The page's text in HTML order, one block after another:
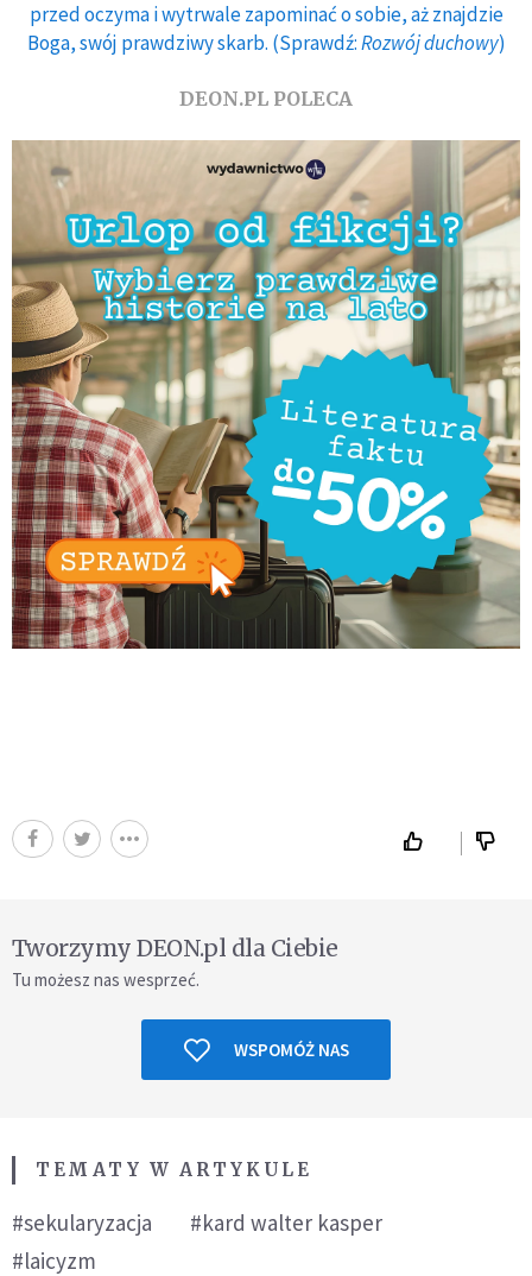
przed oczyma i wytrwale zapominać o sobie, aż znajdzie
Boga, swój prawdziwy skarb. (Sprawdź:Rozwój duchowy)
DEON.PL POLECA
Tworzymy DEON.pl dla Ciebie
Tu możesz nas wesprzeć.
WSPOMÓŻ NAS
TEMATY W ARTYKULE
#sekularyzacja
#kard walter kasper
#laicyzm